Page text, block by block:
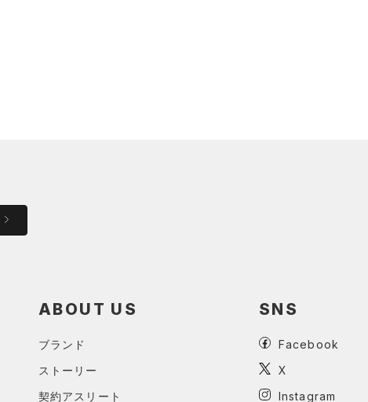
ABOUT US
ブランド
ストーリー
契約アスリート
SNS
Facebook
X
Instagram